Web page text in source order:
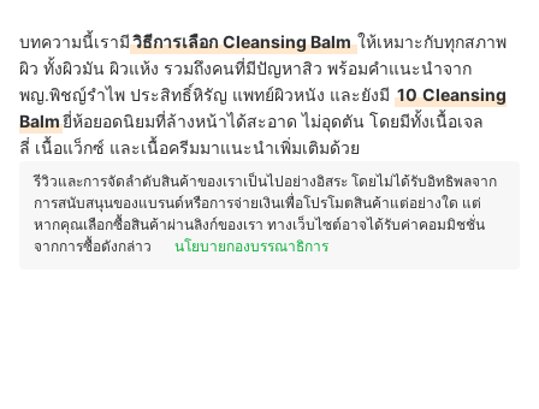
บทความนี้เรามีวิธีการเลือก Cleansing Balmให้เหมาะกับทุกสภาพ
ผิว ทั้งผิวมัน ผิวแห้ง รวมถึงคนที่มีปัญหาสิว พร้อมคำแนะนำจาก
พญ.พิชญ์รำไพ ประสิทธิ์หิรัญ แพทย์ผิวหนัง และยังมี 10 Cleansing
Balmยี่ห้อยอดนิยมที่ล้างหน้าได้สะอาด ไม่อุดตัน โดยมีทั้งเนื้อเจล
ลี่ เนื้อแว็กซ์ และเนื้อครีมมาแนะนำเพิ่มเติมด้วย
รีวิวและการจัดลำดับสินค้าของเราเป็นไปอย่างอิสระ โดยไม่ได้รับอิทธิพลจาก
การสนับสนุนของแบรนด์หรือการจ่ายเงินเพื่อโปรโมตสินค้าแต่อย่างใด แต่
หากคุณเลือกซื้อสินค้าผ่านลิงก์ของเรา ทางเว็บไซต์อาจได้รับค่าคอมมิชชั่น
จากการซื้อดังกล่าว
นโยบายกองบรรณาธิการ